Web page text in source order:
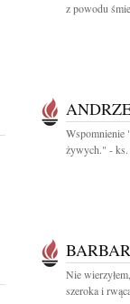
z powodu
Wspomnienie
żywych." - ks.
Nie
szeroka i